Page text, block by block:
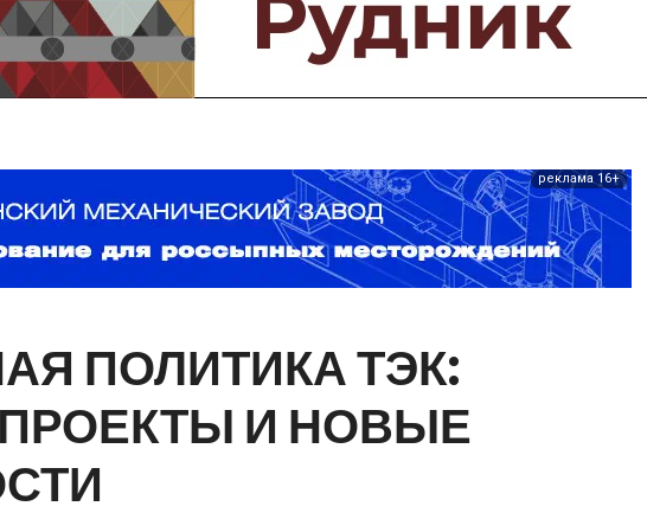
Предприятия и компании
Интервью
Выставки, Конференции
реклама 16+
ПОЛИТИКАТЭК:
ПРОЕКТЫ И НОВЫЕ